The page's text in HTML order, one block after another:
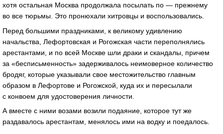
хотя остальная Москва продолжала посылать по — прежнему
во все тюрьмы. Это пронюхали хитровцы и воспользовались.
Перед большими праздниками, к великому удивлению
начальства, Лефортовская и Рогожская части переполнялись
арестантами, и по всей Москве шли драки и скандалы, причем
за «бесписьменность» задерживалось неимоверное количество
бродяг, которые указывали свое местожительство главным
образом в Лефортове и Рогожской, куда их и пересылали
с конвоем для удостоверения личности.
А вместе с ними возами возили подаяние, которое тут же
раздавалось арестантам, менялось ими на водку и поедалось.